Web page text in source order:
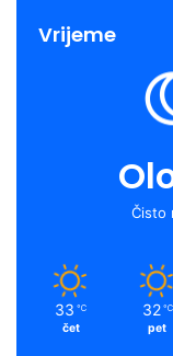
Vrijeme
Čisto
33 ℃
čet
32 ℃
pet